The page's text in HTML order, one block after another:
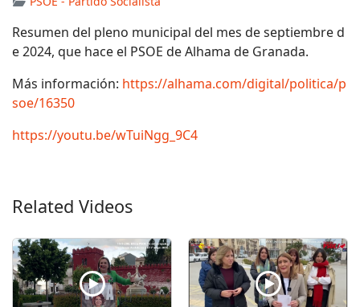
Resumen del pleno municipal del mes de septiembre d
e 2024, que hace el PSOE de Alhama de Granada.
Más información: https://alhama.com/digital/politica/p
soe/16350
https://youtu.be/wTuiNgg_9C4
Related Videos